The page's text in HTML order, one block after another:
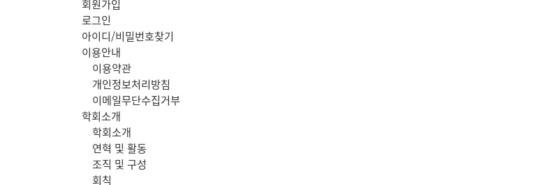
회원가입
로그인
아이디/비밀번호찾기
이용안내
이용약관
개인정보처리방침
이메일무단수집거부
학회소개
학회소개
연혁 및 활동
조직 및 구성
회칙